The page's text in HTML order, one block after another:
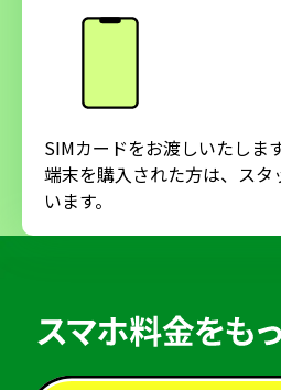
SIMカードをお渡しいたします
端末を購入された方は、ス
います。